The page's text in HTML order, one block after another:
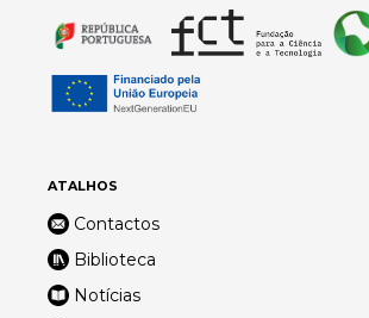
ATALHOS
Contactos
Biblioteca
Notícias